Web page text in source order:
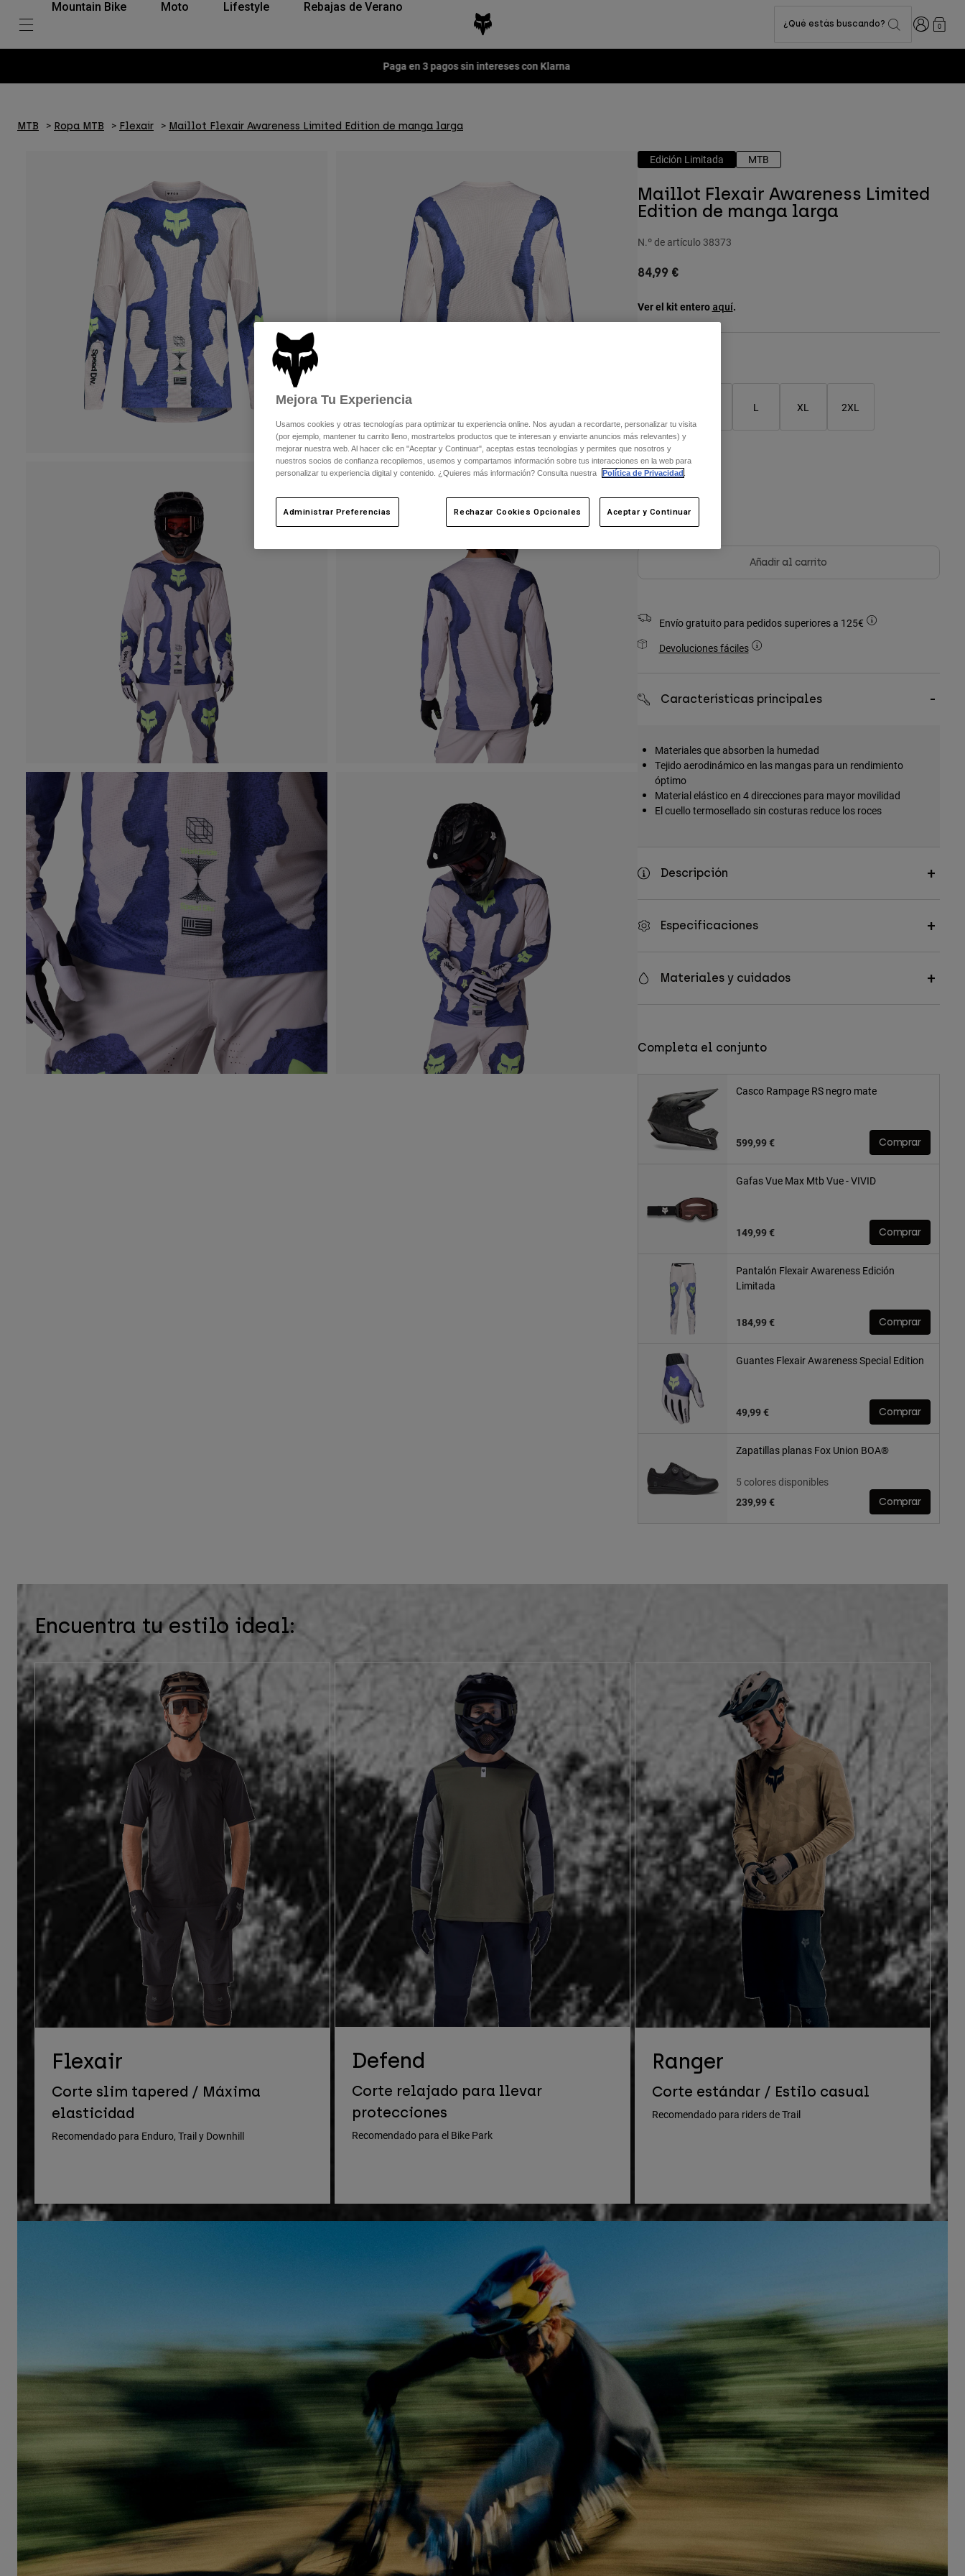
Mountain Bike Moto Lifestyle Rebajas de Verano
¿Qué estás buscando? Iniciar0
Fox LAB Capsule Collection -Comprar ahora
MTB Ropa MTB Flexair Maillot Flexair Awareness Limited Edition de manga larga
Edición Limitada MTB
Maillot Flexair Awareness Limited
Edition de manga larga
N.º de artículo 38373
84,99 €
Ver el kit entero aquí.
L XL 2XL
Color -Blanco tiza
Añadir al carrito
Envío gratuito para pedidos superiores a 125€
Devoluciones fáciles
Características principales
Materiales que absorben la humedad
Tejido aerodinámico en las mangas para un rendimiento
óptimo
Material elástico en 4 direcciones para mayor movilidad
El cuello termosellado sin costuras reduce los roces
Descripción
Especificaciones
Materiales y cuidados
Completa el conjunto
Casco Rampage RS negro mate
599,99 € Comprar
Gafas Vue Max Mtb Vue - VIVID
149,99 € Comprar
Pantalón Flexair Awareness Edición
Limitada
184,99 € Comprar
Guantes Flexair Awareness Special Edition
49,99 € Comprar
Zapatillas planas Fox Union BOA®
5 colores disponibles
239,99 €
Comprar
Encuentra tu estilo ideal:
Flexair
Corte slim tapered / Máxima
elasticidad
Recomendado para Enduro, Trail y Downhill
Defend
Corte relajado para llevar
protecciones
Recomendado para el Bike Park
Ranger
Corte estándar / Estilo casual
Recomendado para riders de Trail
Mejora Tu Experiencia
Usamos cookies y otras tecnologías para optimizar tu experiencia online. Nos ayudan a recordarte, personalizar tu visita
(por ejemplo, mantener tu carrito lleno, mostrartelos productos que te interesan y enviarte anuncios más relevantes) y
mejorar nuestra web. Al hacer clic en "Aceptar y Continuar", aceptas estas tecnologías y permites que nosotros y
nuestros socios de confianza recopilemos, usemos y compartamos información sobre tus interacciones en la web para
personalizar tu experiencia digital y contenido. ¿Quieres más información? Consulta nuestra
Política de Privacidad .
Administrar Preferencias Rechazar Cookies Opcionales Aceptar y Continuar